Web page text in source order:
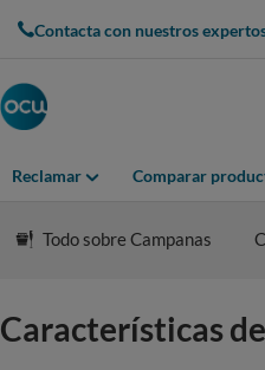
Contacta con nuestros
Reclamar Comparar
Todo sobre Campanas
Características